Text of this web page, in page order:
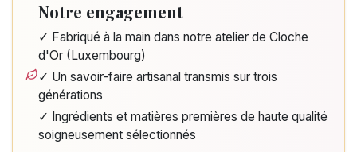
Notre engagement
✓ Fabriqué à la main dans notre atelier de Cloche
d'Or (Luxembourg)
✓ Un savoir-faire artisanal transmis sur trois
générations
✓ Ingrédients et matières premières de haute qualité
soigneusement sélectionnés